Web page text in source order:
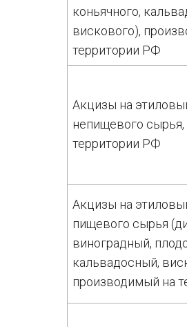
коньячного,
вискового),
территории РФ
Акцизы на
непищевого
территории РФ
Акцизы на
пищевого сырья
виноградный,
кальвадосный,
производимый на